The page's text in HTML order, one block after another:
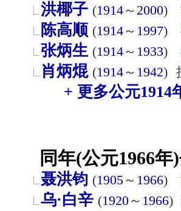
洪椰子 (1914～ 2000)
陈高顺 (1914～ 1997)
张炳生 (1914～ 1933)
肖炳焜 (1914～ 1942)
+ 更多公元1914
同年(公元1966年)
聂洪钧 (1905～ 1966)
乌·白辛 (1920～ 1966)